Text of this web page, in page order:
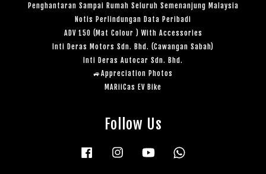
Penghantaran Sampai Rumah Seluruh Semenanjung Malaysia
Notis Perlindungan Data Peribadi
ADV 150 (Mat Colour ) With Accessories
Inti Deras Motors Sdn. Bhd. (Cawangan Sabah)
Inti Deras Autocar Sdn. Bhd.
🚙Appreciation Photos
MARiiCas EV Bike
Follow Us
Facebook Instagram YouTube